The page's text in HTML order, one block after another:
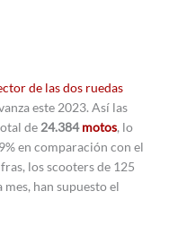
de las dos ruedas
este 2023. Así las
de 24.384motos, lo
en comparación con el
los scooters de 125
han supuesto el